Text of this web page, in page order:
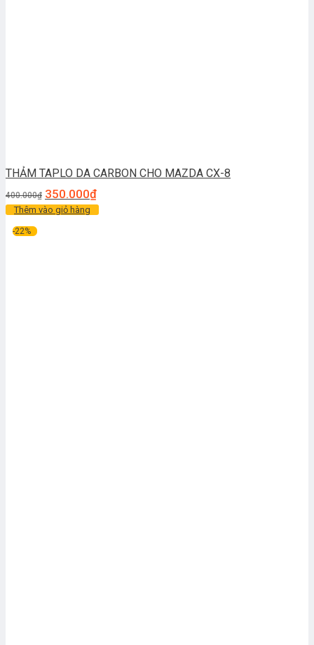
THẢM TAPLO DA CARBON CHO MAZDA CX-8
400.000₫ 350.000₫
Thêm vào giỏ hàng
-22%